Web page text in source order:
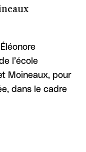
l’école
Moineaux, pour
dans le cadre